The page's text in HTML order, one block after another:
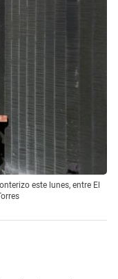
este lunes, entre El